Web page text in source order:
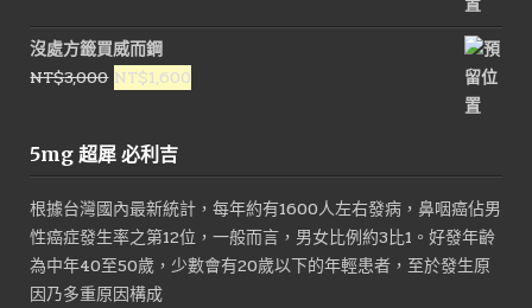
價
格：
NT$1,800。
價
格：
NT$900。
沒處方籤買威而鋼
NT$3,000 原
格：
NT$1,600
5mg 超犀 必利吉
根據台灣國內最新統計，每年約有1600人左右發病，鼻咽癌佔男
性癌症發生率之第12位，一般而言，男女比例約3比1。好發年齡
為中年40至50歲，少數會有20歲以下的年輕患者，至於發生原
因乃多重原因構成